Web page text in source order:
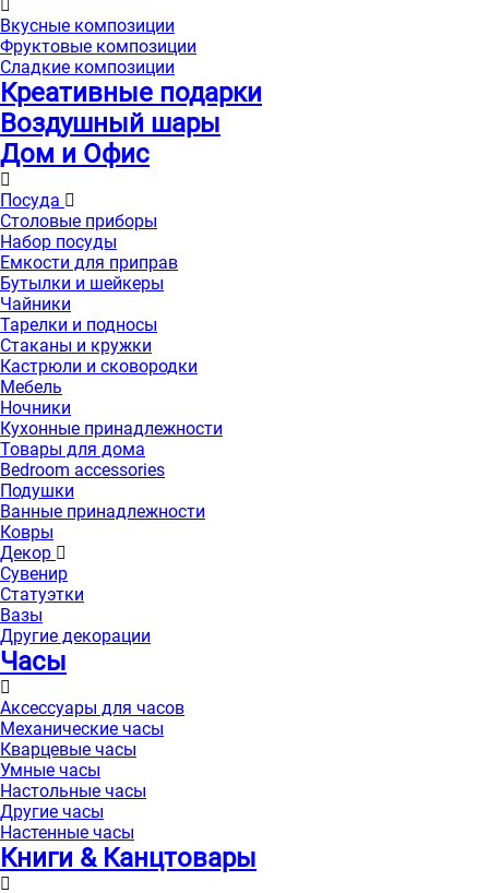
Вкусные композиции
Фруктовые композиции
Сладкие композиции
Креативные подарки
Воздушный шары
Дом и Офис
Посуда
Столовые приборы
Набор посуды
Емкости для приправ
Бутылки и шейкеры
Чайники
Тарелки и подносы
Стаканы и кружки
Кастрюли и сковородки
Мебель
Ночники
Кухонные принадлежности
Товары для дома
Bedroom accessories
Подушки
Ванные принадлежности
Ковры
Декор
Сувенир
Статуэтки
Вазы
Другие декорации
Часы
Аксессуары для часов
Механические часы
Кварцевые часы
Умные часы
Настольные часы
Другие часы
Настенные часы
Книги & Канцтовары